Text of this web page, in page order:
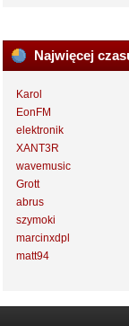
Najwięcej
Karol
EonFM
elektronik
XANT3R
wavemusic
Grott
abrus
szymoki
marcinxdpl
matt94